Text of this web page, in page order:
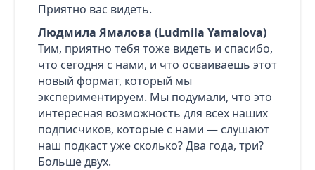
Приятно вас видеть.
Людмила Ямалова (Ludmila Yamalova)
Тим, приятно тебя тоже видеть и спасибо,
что сегодня с нами, и что осваиваешь этот
новый формат, который мы
экспериментируем. Мы подумали, что это
интересная возможность для всех наших
подписчиков, которые с нами — слушают
наш подкаст уже сколько? Два года, три?
Больше двух.